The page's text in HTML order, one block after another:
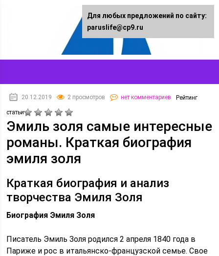
20.12.2019 2 просмотров нет комментариев Рейтинг
статьи
Эмиль золя самые интересные
романы. Краткая биография
эмиля золя
Краткая биография и анализ
творчества Эмиля Золя
Биография Эмиля Золя
Писатель Эмиль Золя родился 2 апреля 1840 года в
Париже и рос в итальянско-французской семье. Свое
Для любых предложений по сайту:
paruslife@cp9.ru